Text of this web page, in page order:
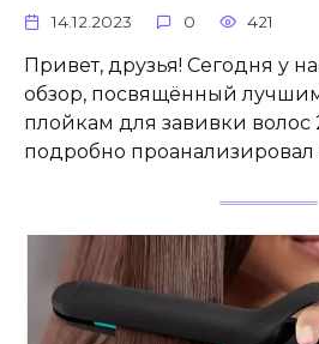
14.12.2023 0 421
Привет, друзья! Сегодня у
обзор, посвящённый
плойкам для завивки волос
подробно